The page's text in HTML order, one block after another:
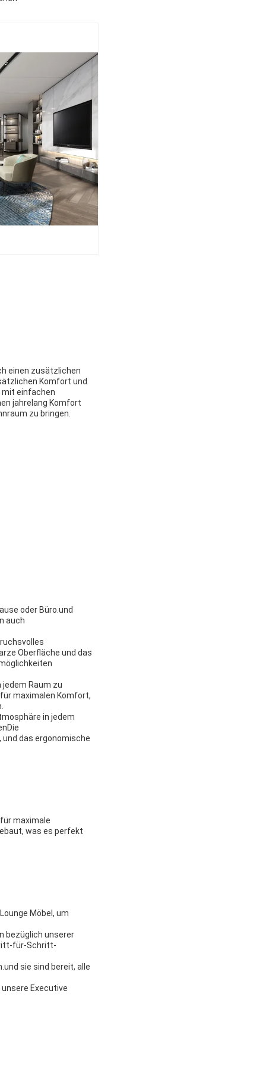
einen zusätzlichen
Komfort und
mit einfachen
jahrelang Komfort
zu bringen.
oder Büro.und
auch
Oberfläche und das
Raum zu
maximalen Komfort,
in jedem
das ergonomische
maximale
was es perfekt
Möbel, um
bezüglich unserer
für-Schritt-
sie sind bereit, alle
Executive